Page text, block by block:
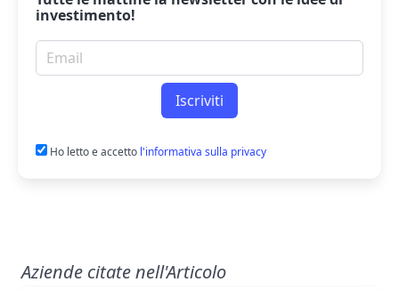
investimento!
Email per newsletter
Iscriviti
Ho letto e accetto l'informativa sulla privacy
Aziende citate nell'Articolo